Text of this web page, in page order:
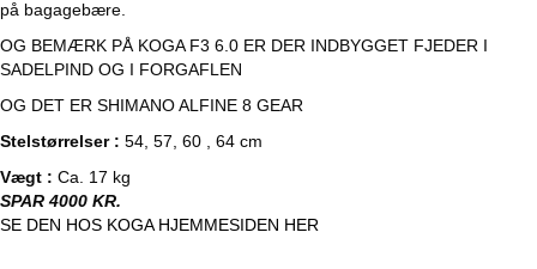
på bagagebære.
OG BEMÆRK PÅ KOGA F3 6.0 ER DER INDBYGGET FJEDER I
SADELPIND OG I FORGAFLEN
OG DET ER SHIMANO ALFINE 8 GEAR
Stelstørrelser : 54, 57, 60 , 64 cm
Vægt : Ca. 17 kg
SPAR 4000 KR.
SE DEN HOS KOGA HJEMMESIDEN HER